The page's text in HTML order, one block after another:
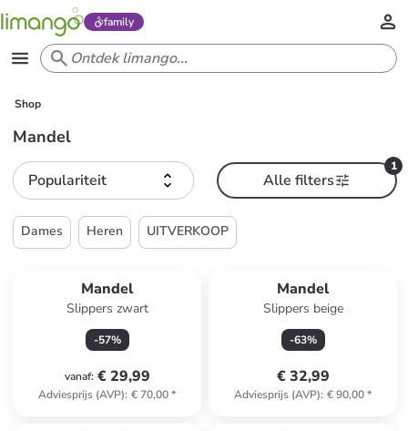
family
Shop
Mandel
Populariteit
1
Alle filters
Dames Heren UITVERKOOP
Mandel
Slippers zwart
-57%
vanaf: € 29,99
Adviesprijs (AVP): € 70,00*
Mandel
Slippers beige
-63%
€ 32,99
Adviesprijs (AVP): € 90,00*